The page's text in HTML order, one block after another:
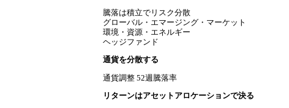
騰落は積立でリスク分散
グローバル・エマージング・マーケット
環境・資源・エネルギー
ヘッジファンド
通貨を分散する
通貨調整 52週騰落率
リターンはアセットアロケーションで決る